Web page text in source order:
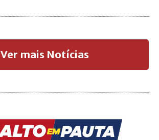
Ver mais Notícias